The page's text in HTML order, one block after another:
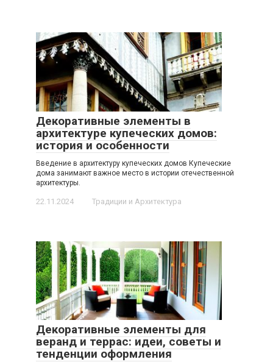
Декоративные элементы в
архитектуре купеческих домов:
история и особенности
Введение в архитектуру купеческих домов Купеческие
дома занимают важное место в истории отечественной
архитектуры.
22.11.2024 Традиции и Архитектура
Декоративные элементы для
веранд и террас: идеи, советы и
тенденции оформления